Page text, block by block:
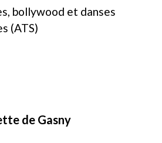
bollywood et danses
(ATS)
de Gasny